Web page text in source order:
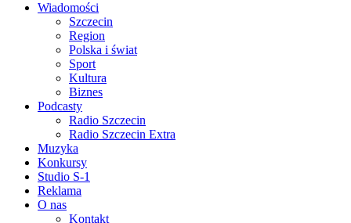
Wiadomości
Szczecin
Region
Polska i świat
Sport
Kultura
Biznes
Podcasty
Radio Szczecin
Radio Szczecin Extra
Muzyka
Konkursy
Studio S-1
Reklama
O nas
Kontakt